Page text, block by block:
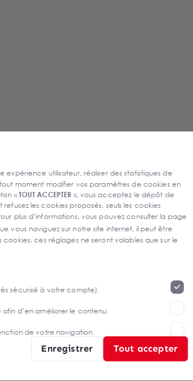
expérience utilisateur, réaliser des statistiques de
moment modifier vos paramètres de cookies en
«TOUT ACCEPTER », vous acceptez le dépôt de
refusez les cookies proposés, seuls les cookies
plus d’informations, vous pouvez consulter la page
vous naviguez sur notre site internet, il peut être
ces réglages ne seront valables que sur le
sécurisé à votre compte).
d’en améliorer le contenu.
de votre navigation.
Enregistrer Tout accepter